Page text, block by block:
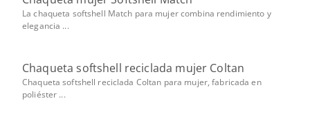
La chaqueta softshell Match para mujer combina rendimiento y
elegancia ...
Chaqueta softshell reciclada mujer Coltan
Chaqueta softshell reciclada Coltan para mujer, fabricada en
poliéster ...